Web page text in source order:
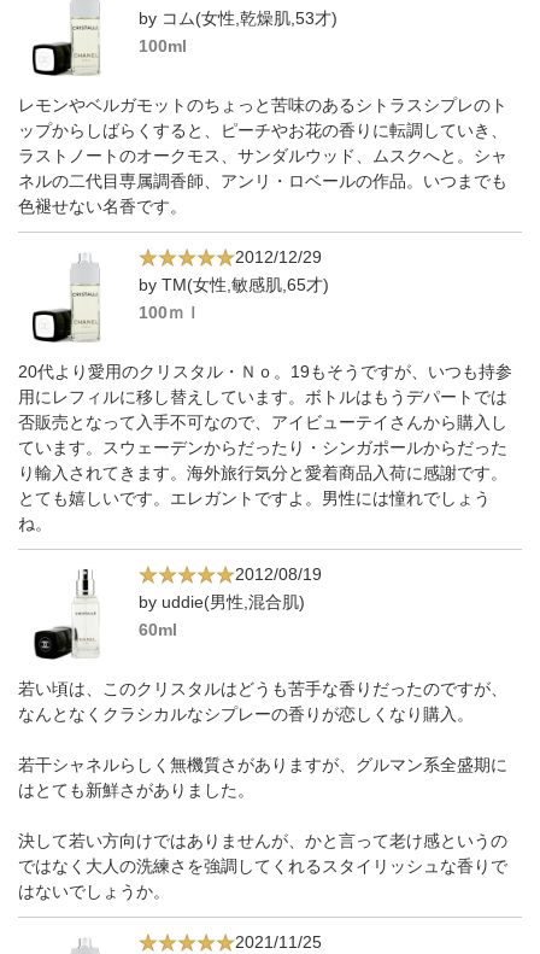
by コム(女性,乾燥肌,53才)
100ml
レモンやベルガモットのちょっと苦味のあるシトラスシプレのト
ップからしばらくすると、ピーチやお花の香りに転調していき、
ラストノートのオークモス、サンダルウッド、ムスクへと。シャ
ネルの二代目専属調香師、アンリ・ロベールの作品。いつまでも
色褪せない名香です。
2012/12/29
by TM(女性,敏感肌,65才)
100ｍｌ
20代より愛用のクリスタル・Ｎｏ。19もそうですが、いつも持参
用にレフィルに移し替えしています。ボトルはもうデパートでは
否販売となって入手不可なので、アイビューテイさんから購入し
ています。スウェーデンからだったり・シンガポールからだった
り輸入されてきます。海外旅行気分と愛着商品入荷に感謝です。
とても嬉しいです。エレガントですよ。男性には憧れでしょう
ね。
2012/08/19
by uddie(男性,混合肌)
60ml
若い頃は、このクリスタルはどうも苦手な香りだったのですが、
なんとなくクラシカルなシプレーの香りが恋しくなり購入。
若干シャネルらしく無機質さがありますが、グルマン系全盛期に
はとても新鮮さがありました。
決して若い方向けではありませんが、かと言って老け感というの
ではなく大人の洗練さを強調してくれるスタイリッシュな香りで
はないでしょうか。
2021/11/25